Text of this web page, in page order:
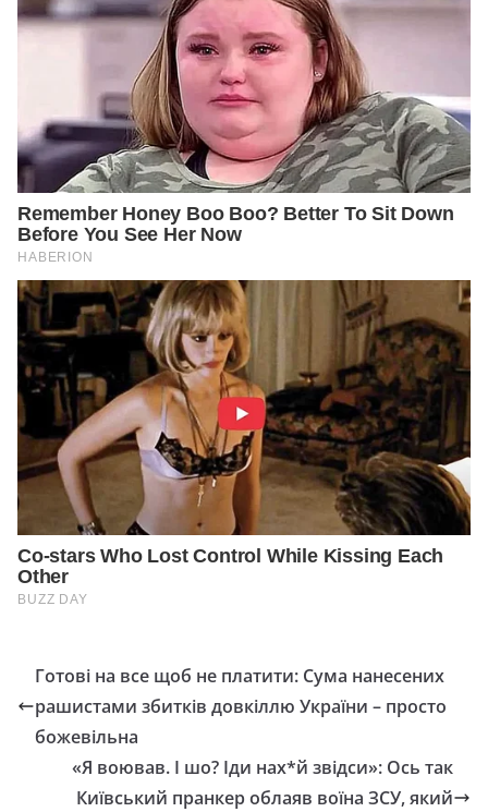
Готові на все щоб не платити: Сума нанесених
рашистами збитків довкіллю України – просто
божевільна
«Я воював. І шо? Іди нах*й звідси»: Ось так
Київський пранкер облаяв воїна ЗСУ, який